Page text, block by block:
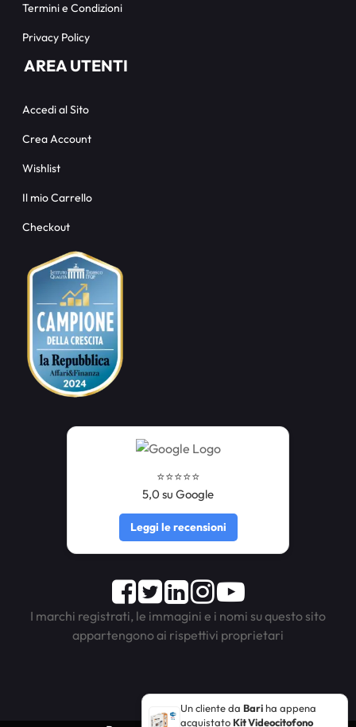
Un cliente da Bariha appena
acquistatoKit Videocitofono
Termini e Condizioni
Privacy Policy
AREA UTENTI
Accedi al Sito
Crea Account
Wishlist
Il mio Carrello
Checkout
⭐️⭐️⭐️⭐️⭐️
5,0 su Google
Leggi le recensioni
Facebook
TwitterLinkedInInstagram
Youtube
I marchi registrati, le immagini e i nomi su questo sito
appartengono ai rispettivi proprietari